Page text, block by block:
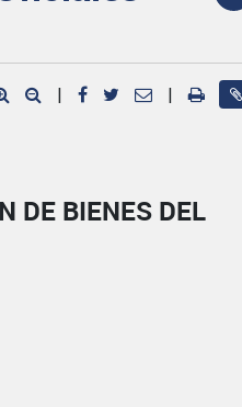
| |
DE BIENES DEL